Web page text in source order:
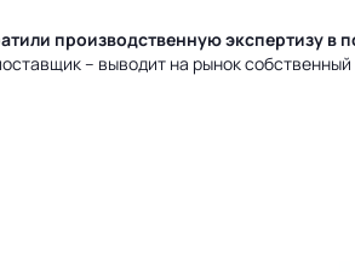
производственную экспертизу в
– выводит на рынок